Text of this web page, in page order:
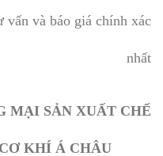
và báo giá chính xác
nhất
MẠI SẢN XUẤT CHẾ
KHÍ Á CHÂU